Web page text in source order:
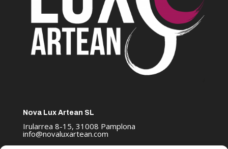
Nova Lux Artean SL
Irularrea 8-15, 31008 Pamplona
info@novaluxartean.com